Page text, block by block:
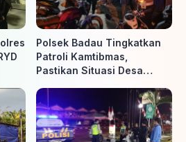
Polsek Badau Tingkatkan
Patroli Kamtibmas,
Pastikan Situasi Desa